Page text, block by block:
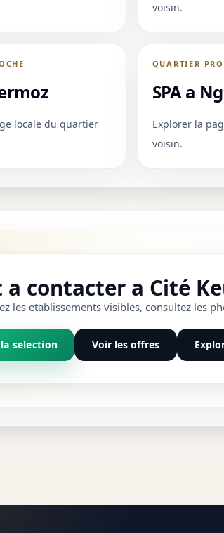
voisin.
locale du quartier
QUARTIER
SPA a
Explorer la
voisin.
a contacter a Cité
les etablissements visibles, consultez les
selection Voir les offres